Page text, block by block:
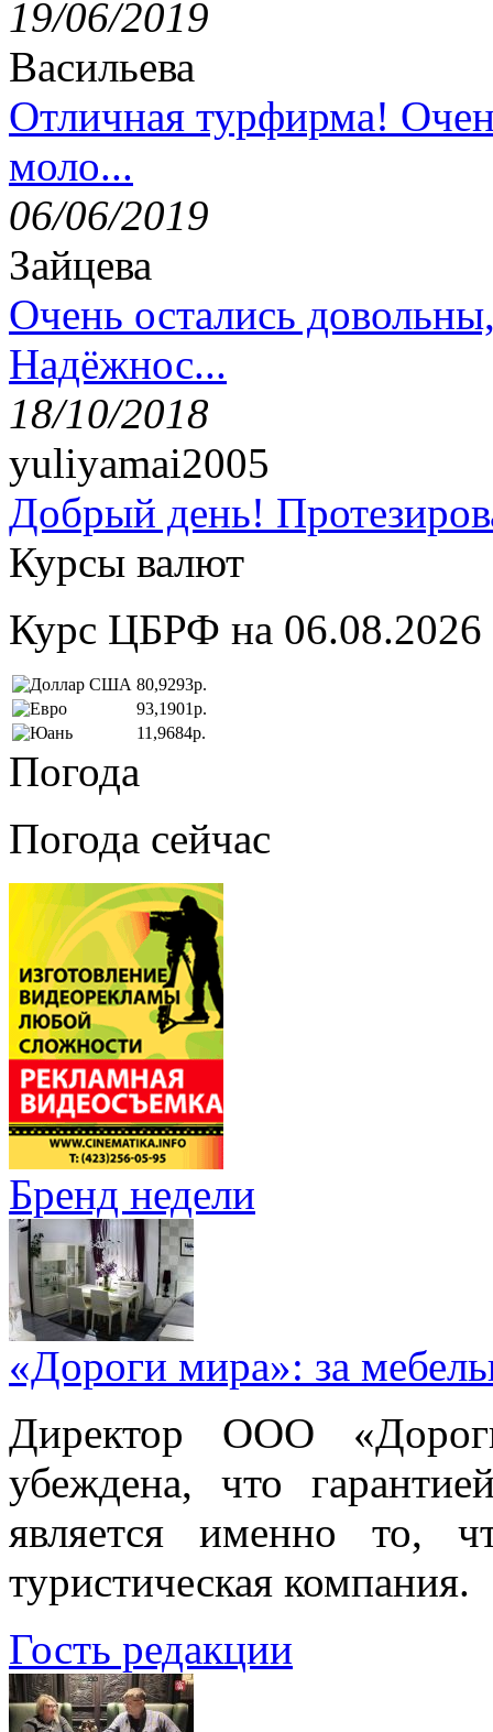
19/06/2019
Васильева
Отличная турфирма!
моло...
06/06/2019
Зайцева
Очень остались
Надёжнос...
18/10/2018
yuliyamai2005
Добрый день!
Курсы валют
Курс ЦБРФ на 06.08.2026
80,9293р.
93,1901р.
11,9684р.
Погода
Погода сейчас
Бренд недели
«Дороги мира»: за
Директор ООО
убеждена, что
является именно то,
туристическая компания.
Гость редакции